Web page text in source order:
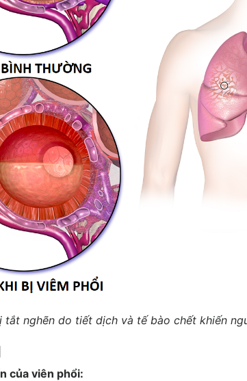
tắt nghẽn do tiết dịch và tế bào chết khiến
của viên phổi: